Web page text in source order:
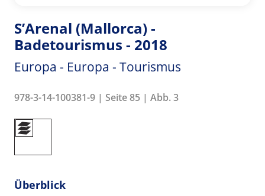
S’Arenal (Mallorca) -
Badetourismus - 2018
Europa - Europa - Tourismus
978-3-14-100381-9 | Seite 85 | Abb. 3
Überblick